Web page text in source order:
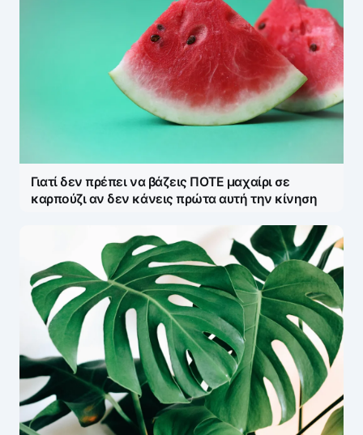
Γιατί δεν πρέπει να βάζεις ΠΟΤΕ μαχαίρι σε
καρπούζι αν δεν κάνεις πρώτα αυτή την κίνηση